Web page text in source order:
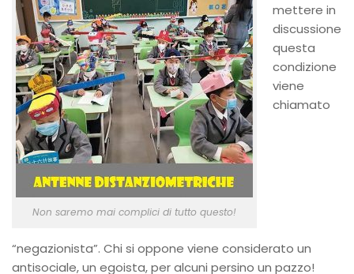
Non saremo mai complici di tutto questo!
mettere in
discussione
questa
condizione
viene
chiamato
“negazionista”. Chi si oppone viene considerato un
antisociale, un egoista, per alcuni persino un pazzo!